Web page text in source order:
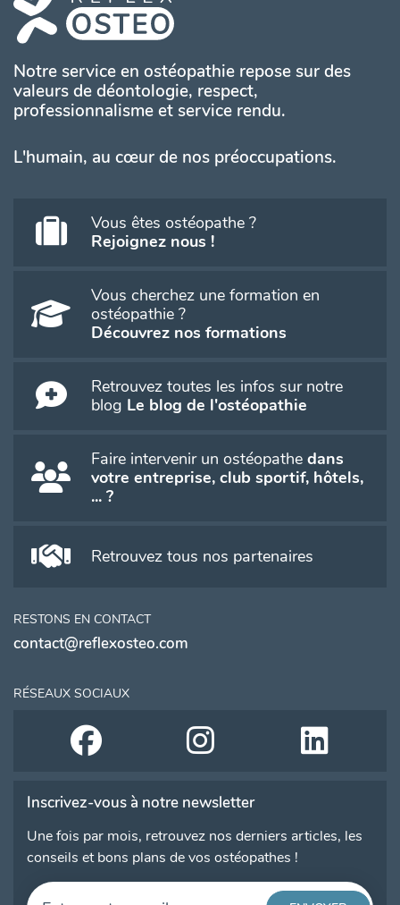
Notre service en ostéopathie repose sur des
valeurs de déontologie, respect,
professionnalisme et service rendu.
L'humain, au cœur de nos préoccupations.
Vous êtes ostéopathe ?
Rejoignez nous !
Vous cherchez une formation en
ostéopathie ?
Découvrez nos formations
Retrouvez toutes les infos sur notre
blog Le blog de l'ostéopathie
Faire intervenir un ostéopathe dans
votre entreprise, club sportif, hôtels,
... ?
Retrouvez tous nos partenaires
RESTONS EN CONTACT
contact@reflexosteo.com
RÉSEAUX SOCIAUX
Inscrivez-vous à notre newsletter
Une fois par mois, retrouvez nos derniers articles, les
conseils et bons plans de vos ostéopathes !